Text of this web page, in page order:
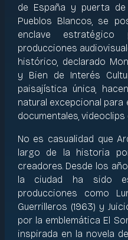
de España y puerta
Pueblos Blancos, se
enclave
producciones
histórico, declarado
y Bien de Interés
paisajística única,
natural excepcional para
documentales,
No es casualidad que
largo de la historia
creadores. Desde los
la ciudad ha sido
producciones como
Guerrilleros (1963) y
por la emblemática El
inspirada en la novela